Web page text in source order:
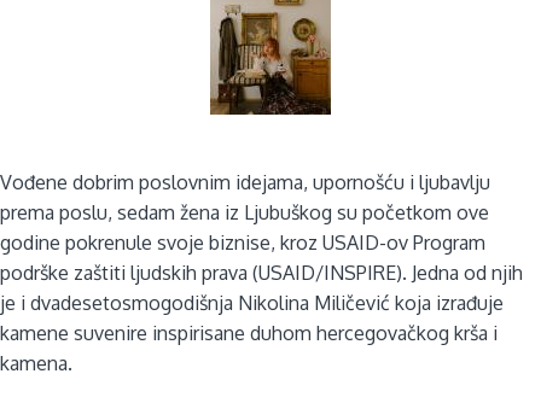
Vođene dobrim poslovnim idejama, upornošću i ljubavlju
prema poslu, sedam žena iz Ljubuškog su početkom ove
godine pokrenule svoje biznise, kroz USAID-ov Program
podrške zaštiti ljudskih prava (USAID/INSPIRE). Jedna od njih
je i dvadesetosmogodišnja Nikolina Miličević koja izrađuje
kamene suvenire inspirisane duhom hercegovačkog krša i
kamena.